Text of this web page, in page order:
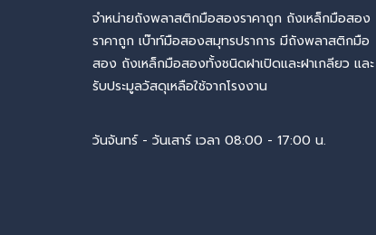
จำหน่ายถังพลาสติกมือสองราคาถูก ถังเหล็กมือสอง
ราคาถูก เบ๊าท์มือสองสมุทรปราการ มีถังพลาสติกมือ
สอง ถังเหล็กมือสองทั้งชนิดฝาเปิดและฝาเกลียว และ
รับประมูลวัสดุเหลือใช้จากโรงงาน
วันจันทร์ - วันเสาร์ เวลา 08:00 - 17:00 น.